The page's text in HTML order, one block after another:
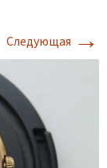
Следующая →